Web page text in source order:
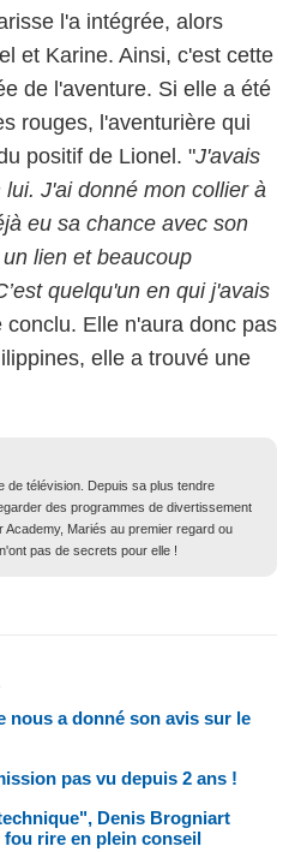
l'a intégrée, alors
et Karine. Ainsi, c'est cette
de l'aventure. Si elle a été
rouges, l'aventurière qui
positif de Lionel. "J'avais
J'ai donné mon collier à
eu sa chance avec son
lien et beaucoup
quelqu'un en qui j'avais
conclu. Elle n'aura donc pas
elle a trouvé une
de télévision. Depuis sa plus tendre
des programmes de divertissement
Academy, Mariés au premier regard ou
pas de secrets pour elle !
nous a donné son avis sur le
pas vu depuis 2 ans !
Denis Brogniart
fou rire en plein conseil